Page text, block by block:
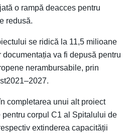
o rampă deacces pentru
redusă.
se ridică la 11,5 milioane
va fi depusă pentru
nerambursabile, prin
completarea unui alt proiect
corpul C1 al Spitalului de
extinderea capacității